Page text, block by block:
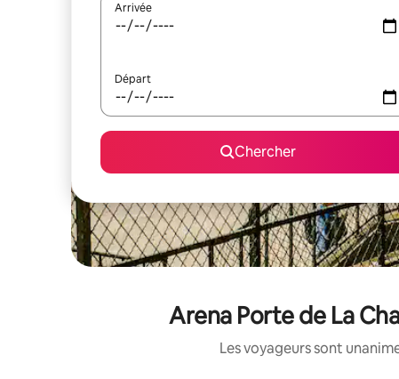
Arrivée
Départ
Chercher
Arena Porte de La
Les voyageurs sont